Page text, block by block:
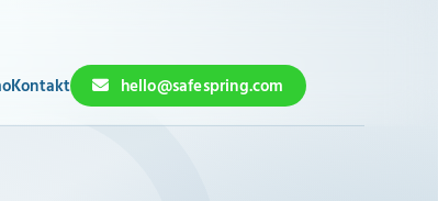
Kontakt hello@safespring.com